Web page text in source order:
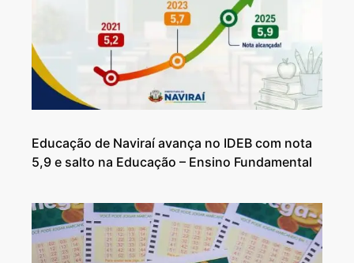
Educação de Naviraí avança no IDEB com nota
5,9 e salto na Educação – Ensino Fundamental